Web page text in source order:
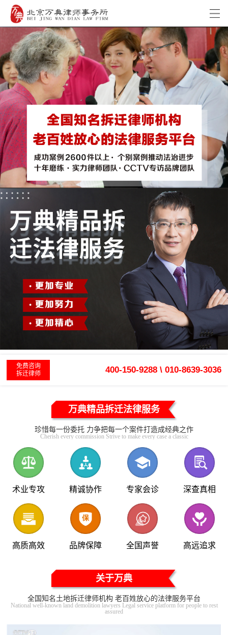
免费咨询
拆迁律师
400-150-9288 \ 010-8639-3036
万典精品拆迁法律服务
珍惜每一份委托 力争把每一个案件打造成经典之作
Cherish every commission Strive to make every case a classic
术业专攻 精诚协作 专家会诊 深查真相
高质高效 品牌保障 全国声誉 高远追求
关于万典
全国知名土地拆迁律师机构 老百姓放心的法律服务平台
National well-known land demolition lawyers Legal service platform for people to rest
assured